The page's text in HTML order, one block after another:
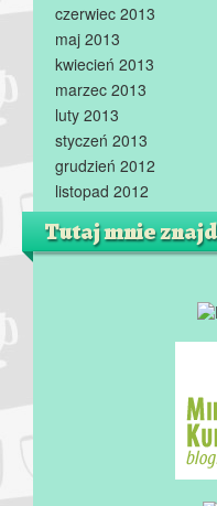
czerwiec 2013
maj 2013
kwiecień 2013
marzec 2013
luty 2013
styczeń 2013
grudzień 2012
listopad 2012
Tutaj mnie